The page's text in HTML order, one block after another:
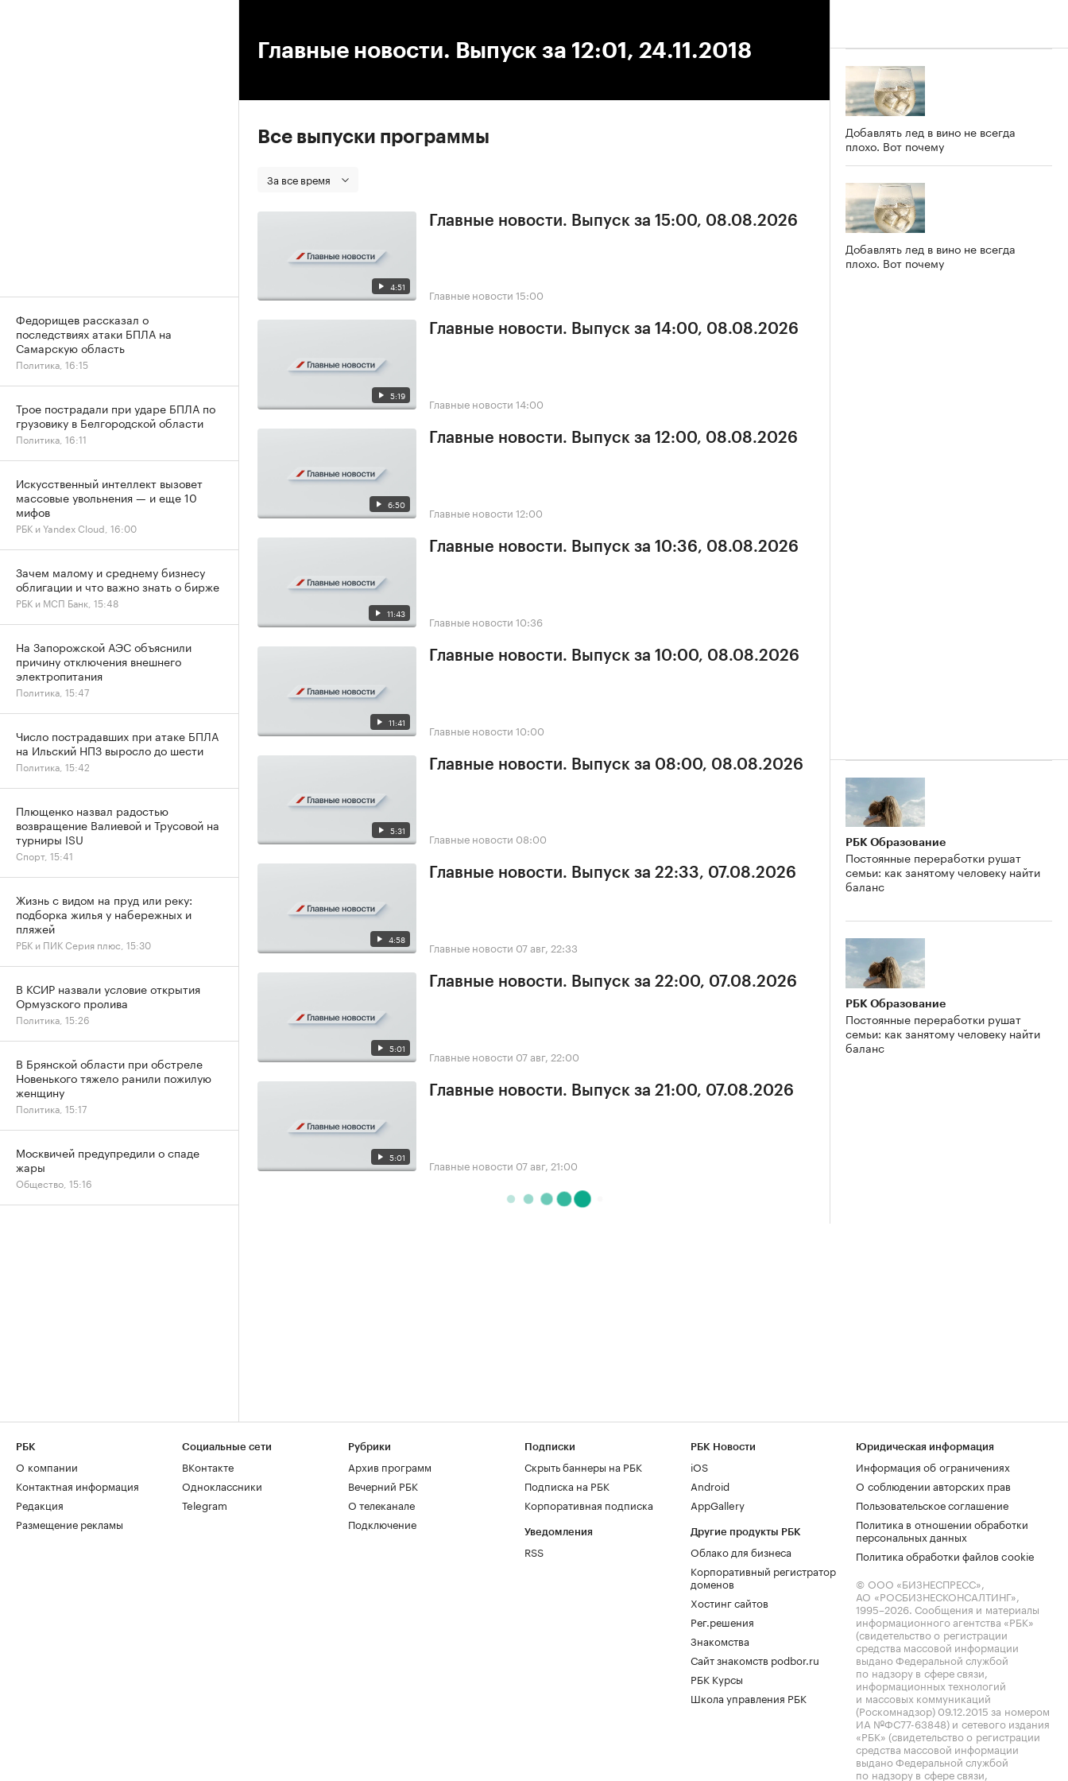
Главные новости. Выпуск за 12:01, 24.11.2018
Все выпуски программы
За все время
4:51
Главные новости. Выпуск за 15:00, 08.08.2026
Главные новости 15:00
5:19
Главные новости. Выпуск за 14:00, 08.08.2026
Главные новости 14:00
6:50
Главные новости. Выпуск за 12:00, 08.08.2026
Главные новости 12:00
11:43
Главные новости. Выпуск за 10:36, 08.08.2026
Главные новости 10:36
11:41
Главные новости. Выпуск за 10:00, 08.08.2026
Главные новости 10:00
5:31
Главные новости. Выпуск за 08:00, 08.08.2026
Главные новости 08:00
4:58
Главные новости. Выпуск за 22:33, 07.08.2026
Главные новости 07 авг, 22:33
5:01
Главные новости. Выпуск за 22:00, 07.08.2026
Главные новости 07 авг, 22:00
5:01
Главные новости. Выпуск за 21:00, 07.08.2026
Главные новости 07 авг, 21:00
Добавлять лед в вино не всегда
плохо. Вот почему
Добавлять лед в вино не всегда
плохо. Вот почему
РБК Образование
Постоянные переработки рушат
семьи: как занятому человеку найти
баланс
РБК Образование
Постоянные переработки рушат
семьи: как занятому человеку найти
баланс
Федорищев рассказал о
последствиях атаки БПЛА на
Самарскую область
Политика, 16:15
Трое пострадали при ударе БПЛА по
грузовику в Белгородской области
Политика, 16:11
Искусственный интеллект вызовет
массовые увольнения — и еще 10
мифов
РБК и Yandex Cloud, 16:00
Зачем малому и среднему бизнесу
облигации и что важно знать о бирже
РБК и МСП Банк, 15:48
На Запорожской АЭС объяснили
причину отключения внешнего
электропитания
Политика, 15:47
Число пострадавших при атаке БПЛА
на Ильский НПЗ выросло до шести
Политика, 15:42
Плющенко назвал радостью
возвращение Валиевой и Трусовой на
турниры ISU
Спорт, 15:41
Жизнь с видом на пруд или реку:
подборка жилья у набережных и
пляжей
РБК и ПИК Серия плюс, 15:30
В КСИР назвали условие открытия
Ормузского пролива
Политика, 15:26
В Брянской области при обстреле
Новенького тяжело ранили пожилую
женщину
Политика, 15:17
Москвичей предупредили о спаде
жары
Общество, 15:16
РБК
О компании
Контактная информация
Редакция
Размещение рекламы
Социальные сети
ВКонтакте
Одноклассники
Telegram
Рубрики
Архив программ
Вечерний РБК
О телеканале
Подключение
Подписки
Скрыть баннеры на РБК
Подписка на РБК
Корпоративная подписка
Уведомления
RSS
РБК Новости
iOS
Android
AppGallery
Другие продукты РБК
Облако для бизнеса
Корпоративный регистратор
доменов
Хостинг сайтов
Рег.решения
Знакомства
Сайт знакомств podbor.ru
РБК Курсы
Школа управления РБК
Юридическая информация
Информация об ограничениях
О соблюдении авторских прав
Пользовательское соглашение
Политика в отношении обработки
персональных данных
Политика обработки файлов cookie
© ООО «БИЗНЕСПРЕСС»,
АО «РОСБИЗНЕСКОНСАЛТИНГ»,
1995–2026. Сообщения и материалы
информационного агентства «РБК»
(свидетельство о регистрации
средства массовой информации
выдано Федеральной службой
по надзору в сфере связи,
информационных технологий
и массовых коммуникаций
(Роскомнадзор) 09.12.2015 за номером
ИА №ФС77-63848) и сетевого издания
«РБК» (свидетельство о регистрации
средства массовой информации
выдано Федеральной службой
по надзору в сфере связи,